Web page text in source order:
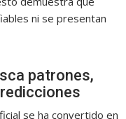
ni se presentan
patrones,
se ha convertido en